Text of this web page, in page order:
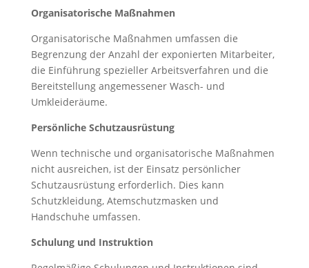
Organisatorische Maßnahmen
Organisatorische Maßnahmen umfassen die
Begrenzung der Anzahl der exponierten Mitarbeiter,
die Einführung spezieller Arbeitsverfahren und die
Bereitstellung angemessener Wasch- und
Umkleideräume.
Persönliche Schutzausrüstung
Wenn technische und organisatorische Maßnahmen
nicht ausreichen, ist der Einsatz persönlicher
Schutzausrüstung erforderlich. Dies kann
Schutzkleidung, Atemschutzmasken und
Handschuhe umfassen.
Schulung und Instruktion